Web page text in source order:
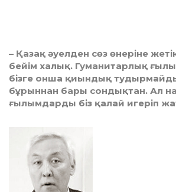
– Қазақ әуелден сөз өнеріне
бейім халық. Гуманитарлық
бізге онша қиындық ту­дыр­майды
бұрыннан бары сон­дықтан. Ал
ғылымдарды біз қа­лай игеріп